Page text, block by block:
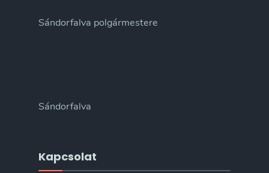
Sándorfalva polgármestere
Sándorfalva
Kapcsolat